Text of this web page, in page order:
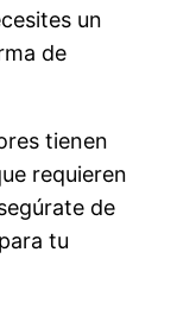
un
de
tienen
requieren
de
tu